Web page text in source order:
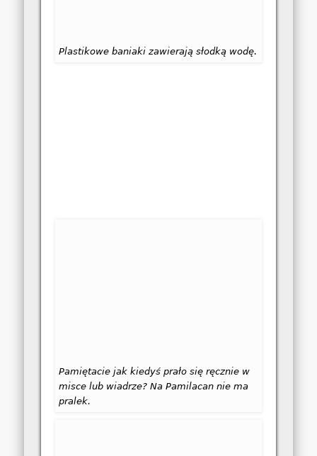
Plastikowe baniaki zawierają słodką wodę.
Pamiętacie jak kiedyś prało się ręcznie w
misce lub wiadrze? Na Pamilacan nie ma
pralek.